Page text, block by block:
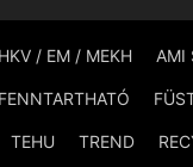
/ EM / MEKH AMI
FENNTARTHATÓ
TEHU TREND